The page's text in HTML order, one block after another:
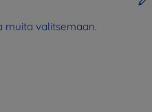
muita valitsemaan.